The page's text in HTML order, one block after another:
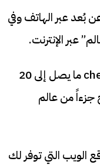
عن بُعد عبر الهاتف وفي
اليوم، تستضيف مواقع مثل chess.com ما يصل إلى 20
جزءاً من عالم
الويب التي توفر لك